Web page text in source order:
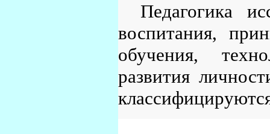
Педагогика
воспитания,
обучения,
развития